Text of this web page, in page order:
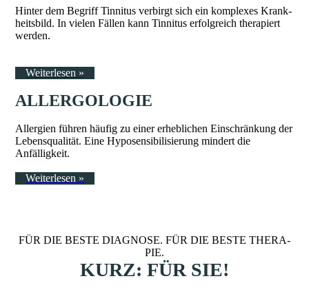
Hin­ter dem Be­griff Tin­­ni­­tus verbirgt sich ein kom­ple­xes Krank­
heits­bild. In vielen Fällen kann Tinni­tus erfolgreich the­ra­piert
wer­den.
Weiterlesen »
AL­LER­­GO­­LO­­GIE
Aller­gien füh­ren häu­fig zu ei­ner er­heb­li­chen Ein­schrän­­kung der
Le­­bens­­qua­­li­­tät. Eine Hyposensibilisierung mindert die
Anfälligkeit.
Weiterlesen »
FÜR DIE BESTE DIAGNOSE. FÜR DIE BESTE THE­RA­
PIE.
KURZ: FÜR SIE!